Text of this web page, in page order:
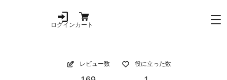
ログインカート
レビュー数 役に立った数